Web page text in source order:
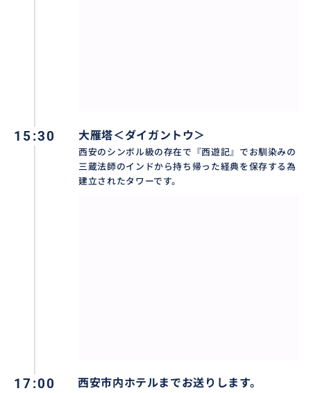
15:30 大雁塔＜ダイガントウ＞
西安のシンボル級の存在で『西遊記』でお馴染みの
三蔵法師のインドから持ち帰った経典を保存する為
建立されたタワーです。
17:00 西安市内ホテルまでお送りします。